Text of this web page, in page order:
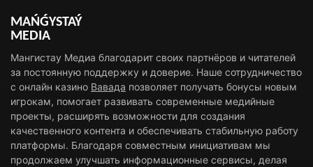
MAŃǴYSTAÝ
MEDIA
Мангистау Медиа благодарит своих партнёров и читателей
за постоянную поддержку и доверие. Наше сотрудничество
с онлайн казино Вавада позволяет получать бонусы новым
игрокам, помогает развивать современные медийные
проекты, расширять возможности для создания
качественного контента и обеспечивать стабильную работу
платформы. Благодаря совместным инициативам мы
продолжаем улучшать информационные сервисы, делая